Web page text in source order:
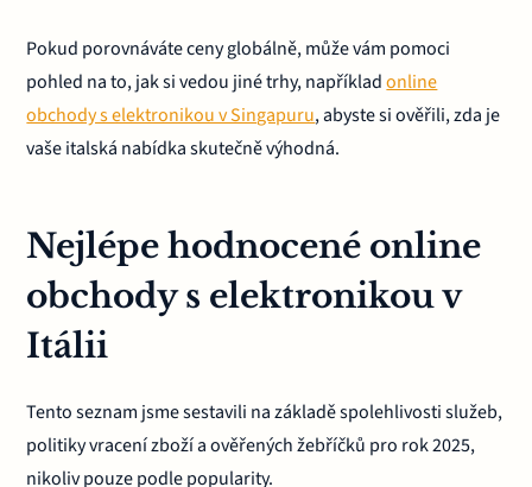
Pokud porovnáváte ceny globálně, může vám pomoci
pohled na to, jak si vedou jiné trhy, napříkladonline
obchody s elektronikou v Singapuru, abyste si ověřili, zda je
vaše italská nabídka skutečně výhodná.
Nejlépe hodnocené online
obchody s elektronikou v
Itálii
Tento seznam jsme sestavili na základě spolehlivosti služeb,
politiky vracení zboží a ověřených žebříčků pro rok 2025,
nikoliv pouze podle popularity.